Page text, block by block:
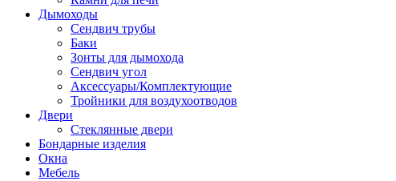
Дымоходы
Сендвич трубы
Баки
Зонты для дымохода
Сендвич угол
Аксессуары/Комплектующие
Тройники для воздухоотводов
Двери
Стеклянные двери
Бондарные изделия
Окна
Мебель